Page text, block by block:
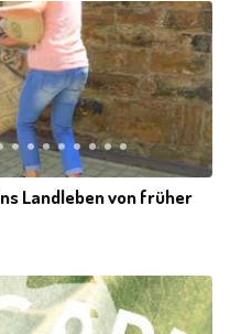
Landleben von früher